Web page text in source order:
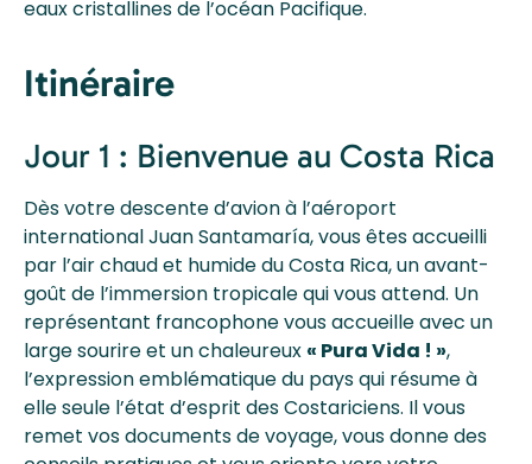
eaux cristallines de l’océan Pacifique.
Itinéraire
Jour 1 : Bienvenue au Costa Rica
Dès votre descente d’avion à l’aéroport
international Juan Santamaría, vous êtes accueilli
par l’air chaud et humide du Costa Rica, un avant-
goût de l’immersion tropicale qui vous attend. Un
représentant francophone vous accueille avec un
large sourire et un chaleureux « Pura Vida ! »,
l’expression emblématique du pays qui résume à
elle seule l’état d’esprit des Costariciens. Il vous
remet vos documents de voyage, vous donne des